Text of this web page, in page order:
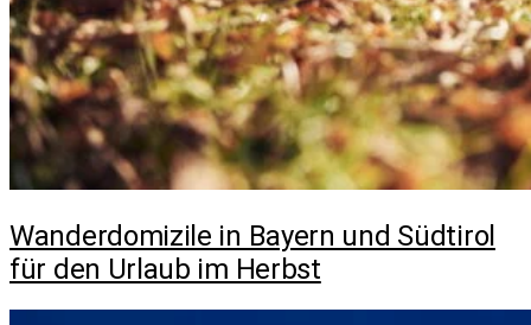
Wanderdomizile in Bayern und Südtirol
für den Urlaub im Herbst